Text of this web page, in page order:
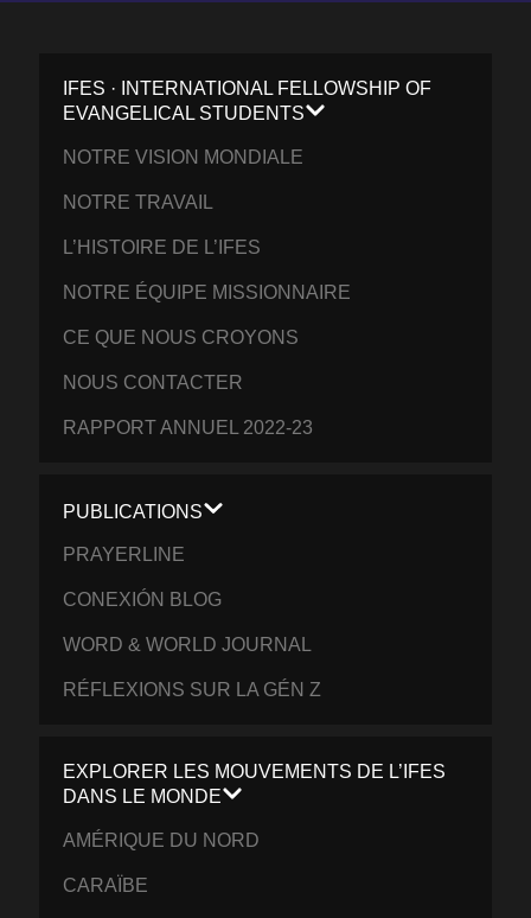
IFES · INTERNATIONAL FELLOWSHIP OF
EVANGELICAL STUDENTS
NOTRE VISION MONDIALE
NOTRE TRAVAIL
L’HISTOIRE DE L’IFES
NOTRE ÉQUIPE MISSIONNAIRE
CE QUE NOUS CROYONS
NOUS CONTACTER
RAPPORT ANNUEL 2022-23
PUBLICATIONS
PRAYERLINE
CONEXIÓN BLOG
WORD & WORLD JOURNAL
RÉFLEXIONS SUR LA GÉN Z
EXPLORER LES MOUVEMENTS DE L’IFES
DANS LE MONDE
AMÉRIQUE DU NORD
CARAÏBE